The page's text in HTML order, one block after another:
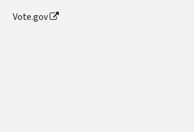
Vote.gov